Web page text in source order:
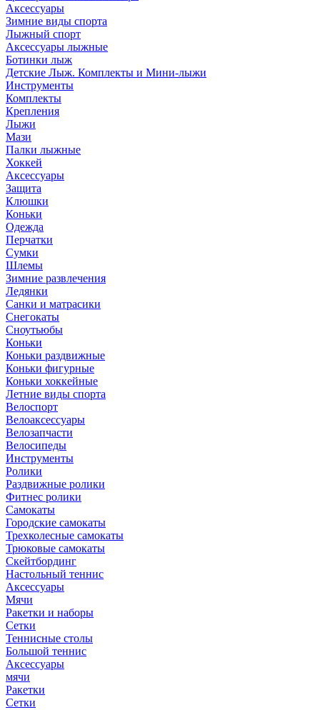
Аксессуары
Зимние виды спорта
Лыжный спорт
Аксессуары лыжные
Ботинки лыж
Детские Лыж. Комплекты и Мини-лыжи
Инструменты
Комплекты
Крепления
Лыжи
Мази
Палки лыжные
Хоккей
Аксессуары
Защита
Клюшки
Коньки
Одежда
Перчатки
Сумки
Шлемы
Зимние развлечения
Ледянки
Санки и матрасики
Снегокаты
Сноутьюбы
Коньки
Коньки раздвижные
Коньки фигурные
Коньки хоккейные
Летние виды спорта
Велоспорт
Велоаксессуары
Велозапчасти
Велосипеды
Инструменты
Ролики
Раздвижные ролики
Фитнес ролики
Самокаты
Городские самокаты
Трехколесные самокаты
Трюковые самокаты
Скейтбординг
Настольный теннис
Аксессуары
Мячи
Ракетки и наборы
Сетки
Теннисные столы
Большой теннис
Аксессуары
мячи
Ракетки
Сетки